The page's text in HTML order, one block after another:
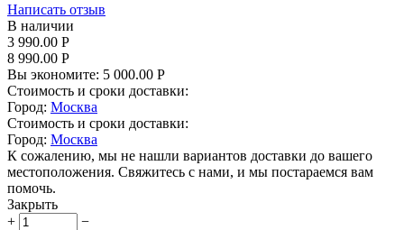
Написать отзыв
В наличии
3 990.00 Р
8 990.00 Р
Вы экономите: 5 000.00 Р
Стоимость и сроки доставки:
Город: Москва
Стоимость и сроки доставки:
Город: Москва
К сожалению, мы не нашли вариантов доставки до вашего
местоположения. Свяжитесь с нами, и мы постараемся вам
помочь.
Закрыть
+
−